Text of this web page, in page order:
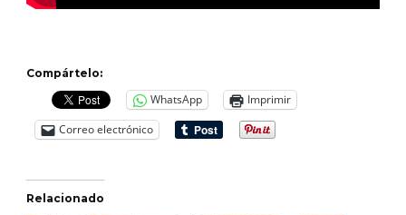
Compártelo:
WhatsApp
Imprimir
Correo electrónico
Relacionado